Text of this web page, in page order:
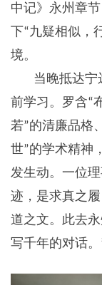
中记》永州章
下“九疑相似，
境。
当晚抵达宁
前学习。罗含“
若”的清廉品格、
世”的学术精神
发生动。一位理
迹，是求真之
道之文。此去
写千年的对话。